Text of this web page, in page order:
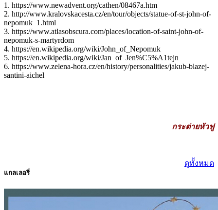
1. https://www.newadvent.org/cathen/08467a.htm
2. http://www.kralovskacesta.cz/en/tour/objects/statue-of-st-john-of-
nepomuk_1.html
3. https://www.atlasobscura.com/places/location-of-saint-john-of-
nepomuk-s-martyrdom
4. https://en.wikipedia.org/wiki/John_of_Nepomuk
5. https://en.wikipedia.org/wiki/Jan_of_Jen%C5%A1tejn
6. https://www.zelena-hora.cz/en/history/personalities/jakub-blazej-
santini-aichel
กระต่ายหัวฟู
แกลเลอรี่
ดูทั้งหมด